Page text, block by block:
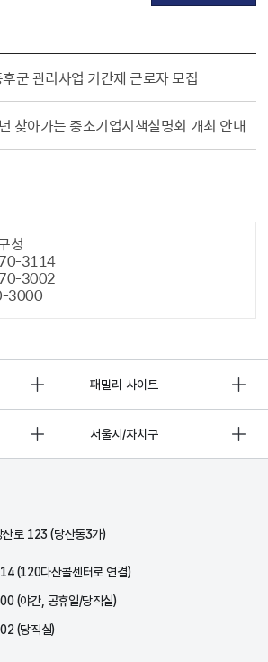
군 관리사업 기간제 근로자 모집
찾아가는 중소기업시책설명회 개최 안내
청
3114
3002
3000
패밀리 사이트
서울시/자치구
로 123 (당산동3가)
(120다산콜센터로 연결)
(야간, 공휴일/당직실)
(당직실)